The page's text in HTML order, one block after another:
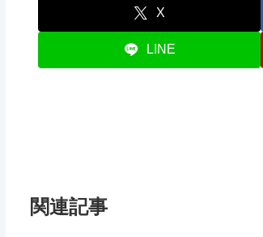
X
LINE
関連記事